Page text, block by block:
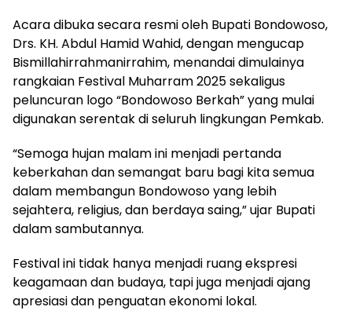
Acara dibuka secara resmi oleh Bupati Bondowoso,
Drs. KH. Abdul Hamid Wahid, dengan mengucap
Bismillahirrahmanirrahim, menandai dimulainya
rangkaian Festival Muharram 2025 sekaligus
peluncuran logo “Bondowoso Berkah” yang mulai
digunakan serentak di seluruh lingkungan Pemkab.
“Semoga hujan malam ini menjadi pertanda
keberkahan dan semangat baru bagi kita semua
dalam membangun Bondowoso yang lebih
sejahtera, religius, dan berdaya saing,” ujar Bupati
dalam sambutannya.
Festival ini tidak hanya menjadi ruang ekspresi
keagamaan dan budaya, tapi juga menjadi ajang
apresiasi dan penguatan ekonomi lokal.